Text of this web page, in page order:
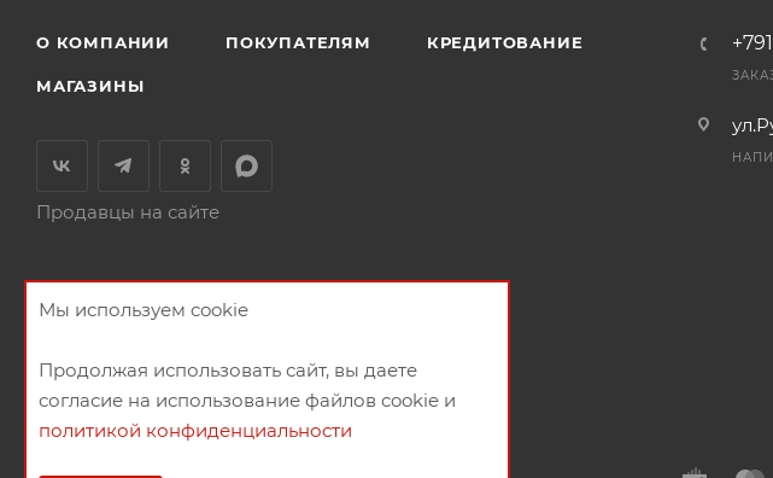
О КОМПАНИИ ПОКУПАТЕЛЯМ КРЕДИТОВАНИЕ
МАГАЗИНЫ
Продавцы на сайте
Мы используем cookie
Продолжая использовать сайт, вы даете
согласие на использование файлов cookie и
политикой конфиденциальности